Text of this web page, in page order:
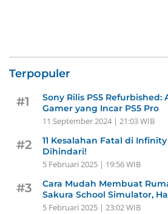
Terpopuler
#1
Sony Rilis PS5
Gamer yang Incar PS5 Pro
11 September 2024 | 21:03 WIB
#2
11 Kesalahan Fatal di
Dihindari!
5 Februari 2025 | 19:56 WIB
#3
Cara Mudah Membuat
Sakura School Simulator,
5 Februari 2025 | 23:02 WIB